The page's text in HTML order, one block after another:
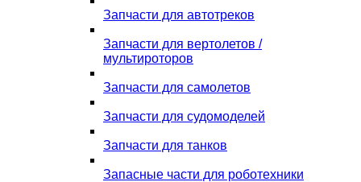
Запчасти для автотреков
Запчасти для вертолетов /
мультироторов
Запчасти для самолетов
Запчасти для судомоделей
Запчасти для танков
Запасные части для роботехники